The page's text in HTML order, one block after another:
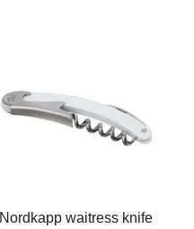
Nordkapp waitress knife